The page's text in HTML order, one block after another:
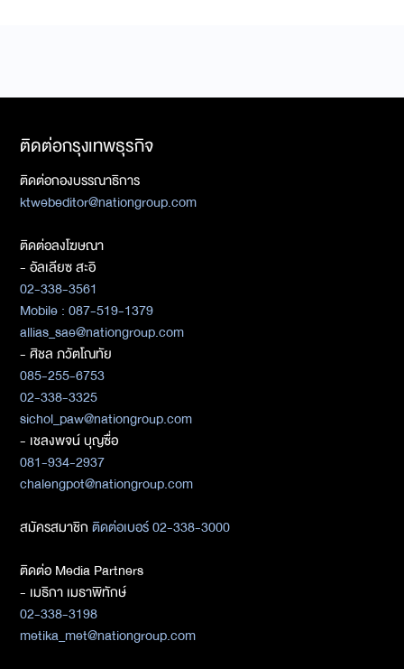
ติดต่อกรุงเทพธุรกิจ
ติดต่อกองบรรณาธิการ
ktwebeditor@nationgroup.com
ติดต่อลงโฆษณา
- อัลเลียซ สะอิ
02-338-3561
Mobile : 087-519-1379
allias_sae@nationgroup.com
- ศิชล ภวัตโณทัย
085-255-6753
02-338-3325
sichol_paw@nationgroup.com
- เชลงพจน์ บุญซื่อ
081-934-2937
chalengpot@nationgroup.com
สมัครสมาชิกติดต่อเบอร์ 02-338-3000
ติดต่อ Media Partners
- เมธิกา เมธาพิทักษ์
02-338-3198
metika_met@nationgroup.com